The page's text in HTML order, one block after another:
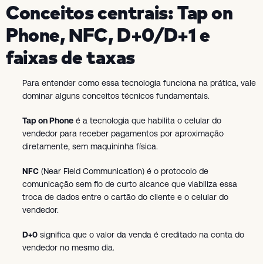
Conceitos centrais: Tap on
Phone, NFC, D+0/D+1 e
faixas de taxas
Para entender como essa tecnologia funciona na prática, vale
dominar alguns conceitos técnicos fundamentais.
Tap on Phone é a tecnologia que habilita o celular do
vendedor para receber pagamentos por aproximação
diretamente, sem maquininha física.
NFC (Near Field Communication) é o protocolo de
comunicação sem fio de curto alcance que viabiliza essa
troca de dados entre o cartão do cliente e o celular do
vendedor.
D+0 significa que o valor da venda é creditado na conta do
vendedor no mesmo dia.